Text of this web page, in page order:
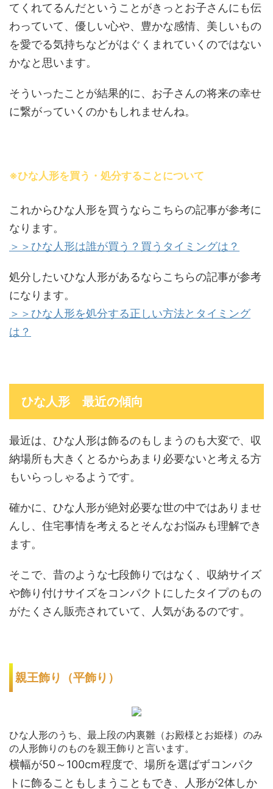
てくれてるんだということがきっとお子さんにも伝
わっていて、優しい心や、豊かな感情、美しいもの
を愛でる気持ちなどがはぐくまれていくのではない
かなと思います。
そういったことが結果的に、お子さんの将来の幸せ
に繋がっていくのかもしれませんね。
※ひな人形を買う・処分することについて
これからひな人形を買うならこちらの記事が参考に
なります。
＞＞ひな人形は誰が買う？買うタイミングは？
処分したいひな人形があるならこちらの記事が参考
になります。
＞＞ひな人形を処分する正しい方法とタイミング
は？
ひな人形 最近の傾向
最近は、ひな人形は飾るのもしまうのも大変で、収
納場所も大きくとるからあまり必要ないと考える方
もいらっしゃるようです。
確かに、ひな人形が絶対必要な世の中ではありませ
んし、住宅事情を考えるとそんなお悩みも理解でき
ます。
そこで、昔のような七段飾りではなく、収納サイズ
や飾り付けサイズをコンパクトにしたタイプのもの
がたくさん販売されていて、人気があるのです。
親王飾り（平飾り）
ひな人形のうち、最上段の内裏雛（お殿様とお姫様）のみ
の人形飾りのものを親王飾りと言います。
横幅が50～100cm程度で、場所を選ばずコンパク
トに飾ることもしまうこともでき、人形が2体しか